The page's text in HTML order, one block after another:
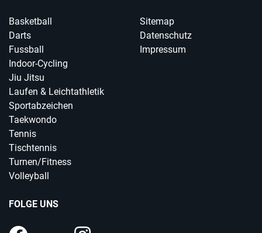
Basketball
Darts
Fussball
Indoor-Cycling
Jiu Jitsu
Laufen & Leichtathletik
Sportabzeichen
Taekwondo
Tennis
Tischtennis
Turnen/Fitness
Volleyball
Sitemap
Datenschutz
Impressum
FOLGE UNS